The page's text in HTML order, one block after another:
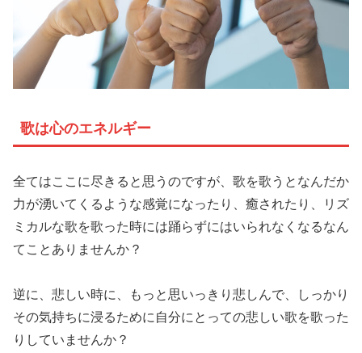
歌は心のエネルギー
全てはここに尽きると思うのですが、歌を歌うとなんだか
力が湧いてくるような感覚になったり、癒されたり、リズ
ミカルな歌を歌った時には踊らずにはいられなくなるなん
てことありませんか？
逆に、悲しい時に、もっと思いっきり悲しんで、しっかり
その気持ちに浸るために自分にとっての悲しい歌を歌った
りしていませんか？